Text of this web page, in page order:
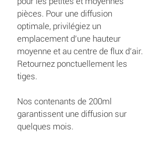
pièces. Pour une diffusion
optimale, privilégiez un
emplacement d’une hauteur
moyenne et au centre de flux d’air.
Retournez ponctuellement les
tiges.
Nos contenants de 200ml
garantissent une diffusion sur
quelques mois.